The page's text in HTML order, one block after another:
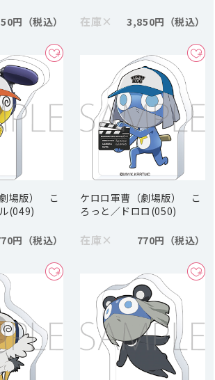
円 在庫× 3,850円
場版） こ
(049)
円
ケロロ軍曹（劇場版） こ
ろっと／ドロロ(050)
在庫× 770円